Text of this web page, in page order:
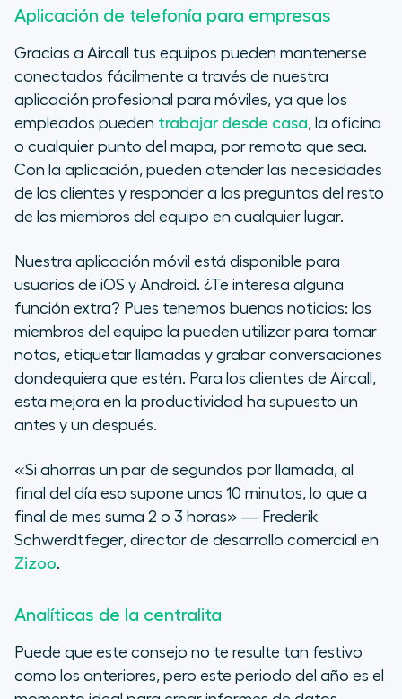
Aplicación de telefonía para empresas
Gracias a Aircall tus equipos pueden mantenerse
conectados fácilmente a través de nuestra
aplicación profesional para móviles, ya que los
empleados pueden trabajar desde casa, la oficina
o cualquier punto del mapa, por remoto que sea.
Con la aplicación, pueden atender las necesidades
de los clientes y responder a las preguntas del resto
de los miembros del equipo en cualquier lugar.
Nuestra aplicación móvil está disponible para
usuarios de iOS y Android. ¿Te interesa alguna
función extra? Pues tenemos buenas noticias: los
miembros del equipo la pueden utilizar para tomar
notas, etiquetar llamadas y grabar conversaciones
dondequiera que estén. Para los clientes de Aircall,
esta mejora en la productividad ha supuesto un
antes y un después.
«Si ahorras un par de segundos por llamada, al
final del día eso supone unos 10 minutos, lo que a
final de mes suma 2 o 3 horas» — Frederik
Schwerdtfeger, director de desarrollo comercial en
Zizoo.
Analíticas de la centralita
Puede que este consejo no te resulte tan festivo
como los anteriores, pero este periodo del año es el